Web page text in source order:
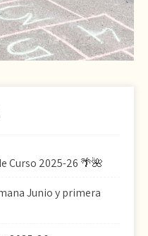
Curso 2025-26 🌴🌺
Junio y primera